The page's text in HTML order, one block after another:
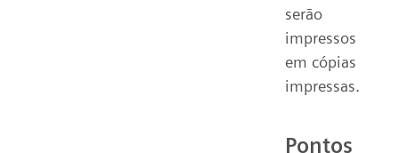
serão
impressos
em cópias
impressas.
Pontos